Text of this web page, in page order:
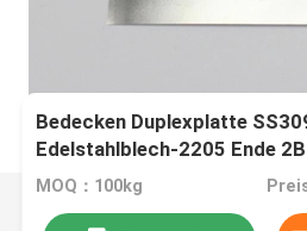
Bedecken Duplexplatte
Edelstahlblech-2205 Ende 2B
MOQ：100kg